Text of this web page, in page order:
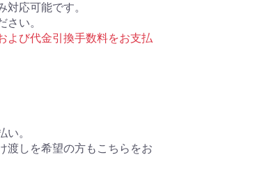
応可能です。
い。
よび代金引換手数料をお支払
。
渡しを希望の方もこちらをお